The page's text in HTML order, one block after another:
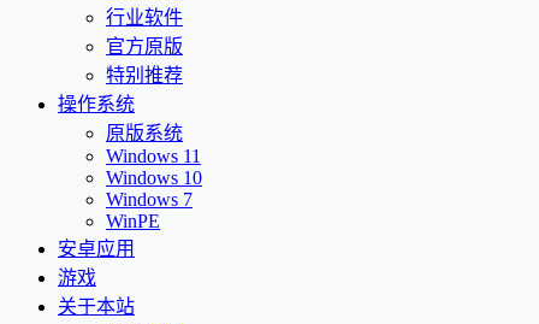
行业软件
官方原版
特别推荐
操作系统
原版系统
Windows 11
Windows 10
Windows 7
WinPE
安卓应用
游戏
关于本站